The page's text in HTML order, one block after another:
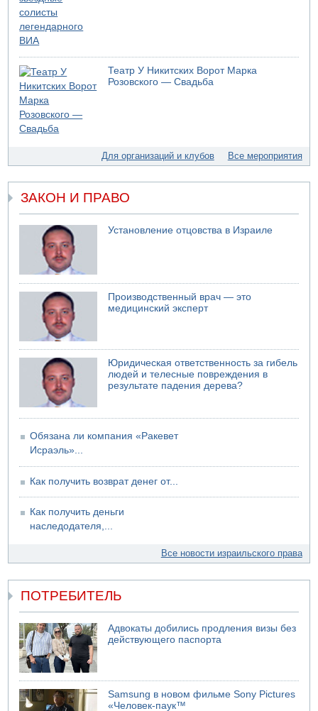
Трое подростков ограбили сексшоп в Холоне
06.08.2026 08:45
Взрыв в Северном Тель-Авиве
06.08.2026 08:11
Украинская атака на российский НПЗ
05.08.2026 18:30
Израиль провел испытания системы противоракетной
обороны "Хец"
05.08.2026 18:28
05.08.2026 17:00
четверг о создании новой политической партии
05.08.2026 13:32
В России горят новые склады
Театр У Никитских Ворот Марка
Розовского — Свадьба
Для организаций и клубов Все мероприятия
ЗАКОН И ПРАВО
Установление отцовства в Израиле
Производственный врач — это
медицинский эксперт
Юридическая ответственность за гибель
людей и телесные повреждения в
результате падения дерева?
Обязана ли компания «Ракевет
Исраэль»...
Как получить возврат денег от...
Как получить деньги
наследодателя,...
Все новости израильского права
ПОТРЕБИТЕЛЬ
Адвокаты добились продления визы без
действующего паспорта
Samsung в новом фильме Sony Pictures
«Человек-паук™